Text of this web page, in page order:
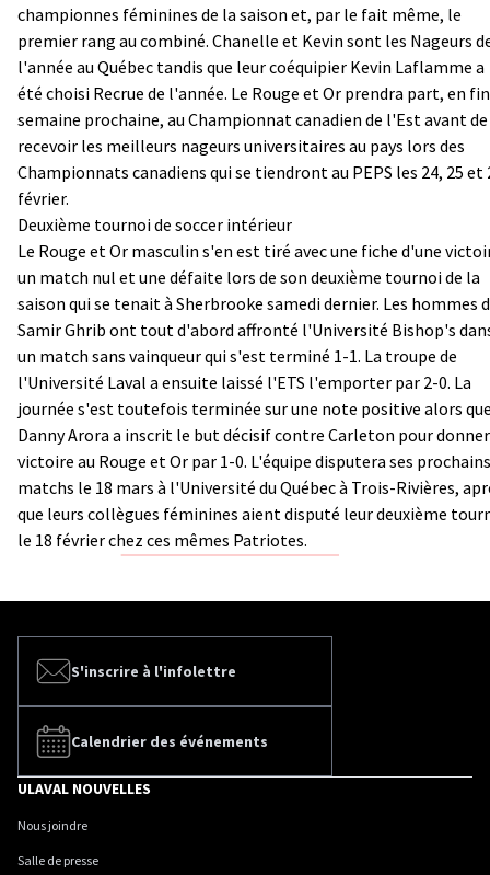
championnes féminines de la saison et, par le fait même, le
premier rang au combiné. Chanelle et Kevin sont les Nageurs
l'année au Québec tandis que leur coéquipier Kevin Laflamme a
été choisi Recrue de l'année. Le Rouge et Or prendra part, en
semaine prochaine, au Championnat canadien de l'Est avant de
recevoir les meilleurs nageurs universitaires au pays lors des
Championnats canadiens qui se tiendront au PEPS les 24, 25 et
février.
Deuxième tournoi de soccer intérieur
Le Rouge et Or masculin s'en est tiré avec une fiche d'une
un match nul et une défaite lors de son deuxième tournoi de la
saison qui se tenait à Sherbrooke samedi dernier. Les hommes
Samir Ghrib ont tout d'abord affronté l'Université Bishop's
un match sans vainqueur qui s'est terminé 1-1. La troupe de
l'Université Laval a ensuite laissé l'ETS l'emporter par 2-0. La
journée s'est toutefois terminée sur une note positive alors
Danny Arora a inscrit le but décisif contre Carleton pour
victoire au Rouge et Or par 1-0. L'équipe disputera ses prochains
matchs le 18 mars à l'Université du Québec à Trois-Rivières,
que leurs collègues féminines aient disputé leur deuxième
le 18 février chez ces mêmes Patriotes.
S'inscrire à l'infolettre
Calendrier des événements
ULAVAL NOUVELLES
Nous joindre
Salle de presse